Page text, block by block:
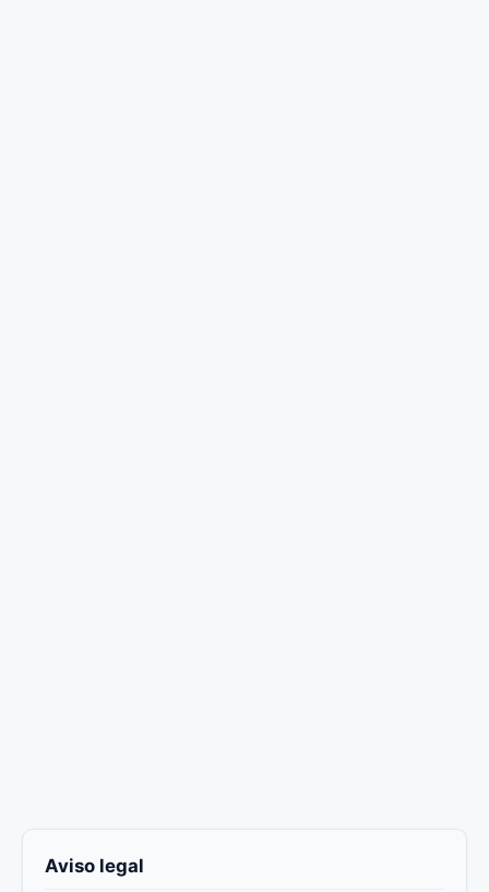
Aviso legal